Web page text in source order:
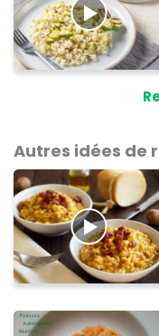
Autres idées de